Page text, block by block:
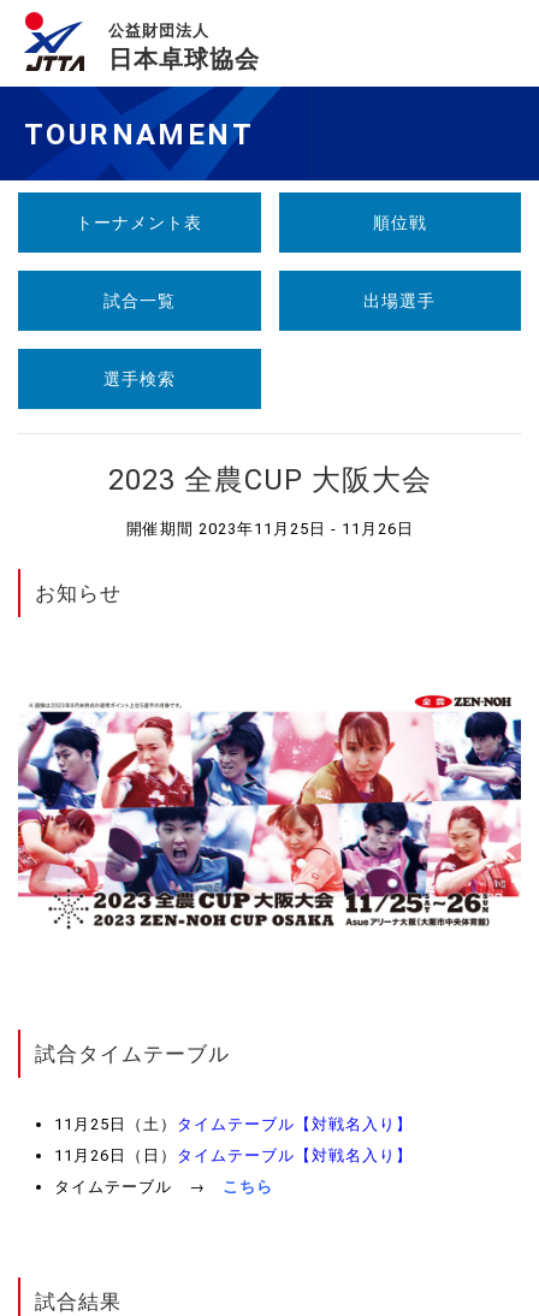
公益財団法人
日本卓球協会
TOURNAMENT
トーナメント表 順位戦
試合一覧 出場選手
選手検索
2023 全農CUP 大阪大会
開催期間 2023年11月25日 - 11月26日
お知らせ
試合タイムテーブル
11月25日（土） タイムテーブル【対戦名入り】
11月26日（日） タイムテーブル【対戦名入り】
タイムテーブル → こちら
試合結果